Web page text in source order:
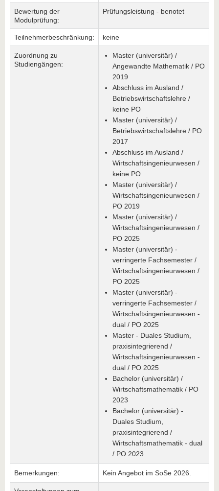
Bewertung der
Modulprüfung:
Prüfungsleistung - benotet
Teilnehmerbeschränkung: keine
Zuordnung zu
Studiengängen:
Master (universitär) /
Angewandte Mathematik / PO
2019
Abschluss im Ausland /
Betriebswirtschaftslehre /
keine PO
Master (universitär) /
Betriebswirtschaftslehre / PO
2017
Abschluss im Ausland /
Wirtschaftsingenieurwesen /
keine PO
Master (universitär) /
Wirtschaftsingenieurwesen /
PO 2019
Master (universitär) /
Wirtschaftsingenieurwesen /
PO 2025
Master (universitär) -
verringerte Fachsemester /
Wirtschaftsingenieurwesen /
PO 2025
Master (universitär) -
verringerte Fachsemester /
Wirtschaftsingenieurwesen -
dual / PO 2025
Master - Duales Studium,
praxisintegrierend /
Wirtschaftsingenieurwesen -
dual / PO 2025
Bachelor (universitär) /
Wirtschaftsmathematik / PO
2023
Bachelor (universitär) -
Duales Studium,
praxisintegrierend /
Wirtschaftsmathematik - dual
/ PO 2023
Bemerkungen: Kein Angebot im SoSe 2026.